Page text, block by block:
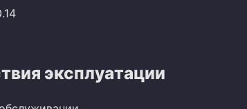
эксплуатации